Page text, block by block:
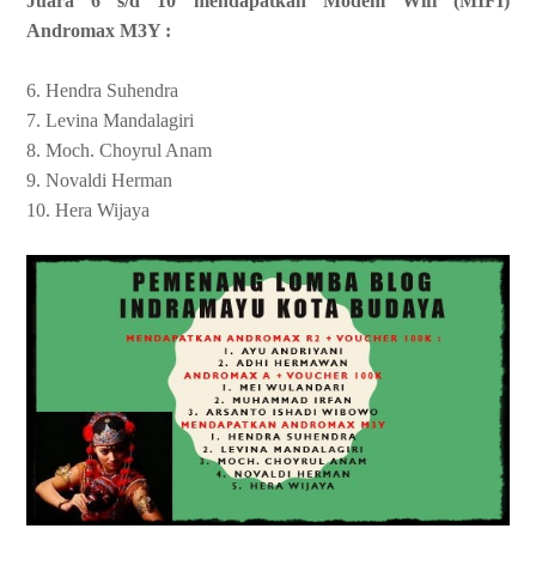
Andromax M3Y :
6. Hendra Suhendra
7. Levina Mandalagiri
8. Moch. Choyrul Anam
9. Novaldi Herman
10. Hera Wijaya